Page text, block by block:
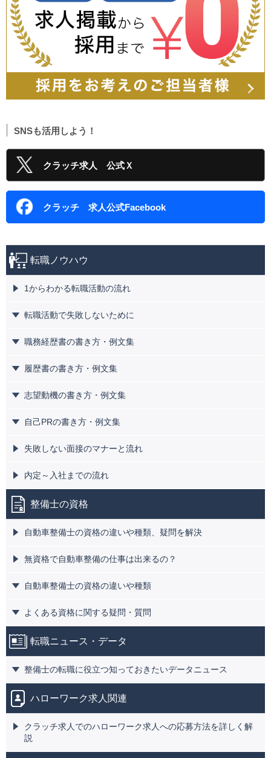
SNSも活用しよう！
クラッチ求人 公式Ｘ
クラッチ 求人公式Facebook
転職ノウハウ
1からわかる転職活動の流れ
転職活動で失敗しないために
職務経歴書の書き方・例文集
履歴書の書き方・例文集
志望動機の書き方・例文集
自己PRの書き方・例文集
失敗しない面接のマナーと流れ
内定～入社までの流れ
整備士の資格
自動車整備士の資格の違いや種類、疑問を解決
無資格で自動車整備の仕事は出来るの？
自動車整備士の資格の違いや種類
よくある資格に関する疑問・質問
転職ニュース・データ
整備士の転職に役立つ知っておきたいデータニュース
ハローワーク求人関連
クラッチ求人でのハローワーク求人への応募方法を詳しく解
説